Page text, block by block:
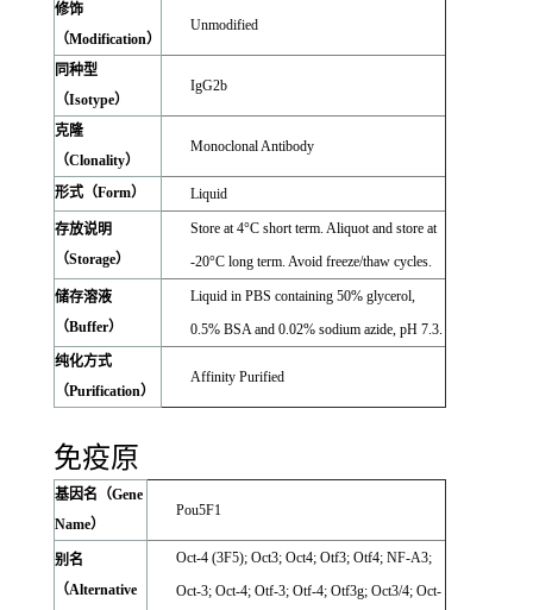
修饰
（Modification）
Unmodified
同种型
（Isotype）
IgG2b
克隆
（Clonality）
Monoclonal Antibody
形式（Form） Liquid
存放说明
（Storage）
Store at 4°C short term. Aliquot and store at
-20°C long term. Avoid freeze/thaw cycles.
储存溶液
（Buffer）
Liquid in PBS containing 50% glycerol,
0.5% BSA and 0.02% sodium azide, pH 7.3.
纯化方式
（Purification）
Affinity Purified
免疫原
基因名（Gene
Name）
Pou5F1
别名
（Alternative
Oct-4 (3F5); Oct3; Oct4; Otf3; Otf4; NF-A3;
Oct-3; Oct-4; Otf-3; Otf-4; Otf3g; Oct3/4; Oct-